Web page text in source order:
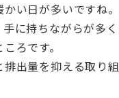
い日が多いですね。
に持ちながらが多
ろです。
出量を抑える取り